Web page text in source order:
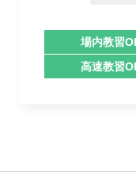
場内教習
高速教習